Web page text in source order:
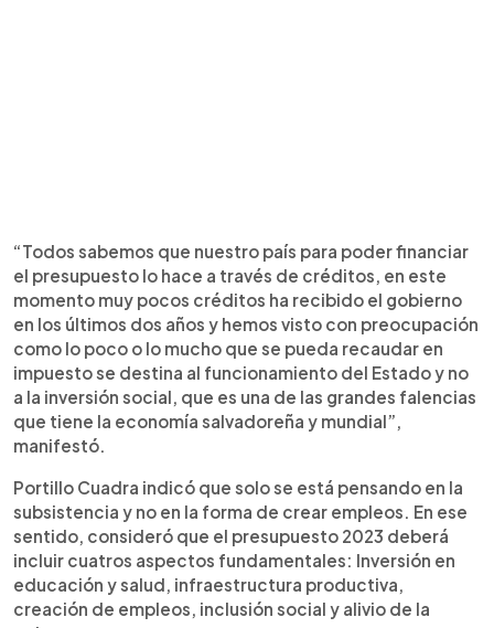
“Todos sabemos que nuestro país para poder financiar
el presupuesto lo hace a través de créditos, en este
momento muy pocos créditos ha recibido el gobierno
en los últimos dos años y hemos visto con preocupación
como lo poco o lo mucho que se pueda recaudar en
impuesto se destina al funcionamiento del Estado y no
a la inversión social, que es una de las grandes falencias
que tiene la economía salvadoreña y mundial”,
manifestó.
Portillo Cuadra indicó que solo se está pensando en la
subsistencia y no en la forma de crear empleos. En ese
sentido, consideró que el presupuesto 2023 deberá
incluir cuatros aspectos fundamentales: Inversión en
educación y salud, infraestructura productiva,
creación de empleos, inclusión social y alivio de la